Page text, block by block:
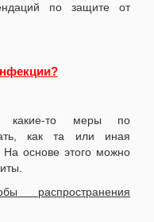
по защите от
какие-то меры по
как та или иная
На основе этого можно
распространения